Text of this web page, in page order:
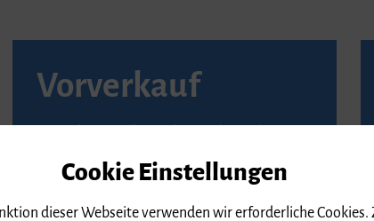
Vorverkauf
BZ-Kartenservice Freiburg
Cookie Einstellungen
dieser Webseite verwenden wir erforderliche